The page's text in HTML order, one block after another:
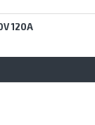
120A